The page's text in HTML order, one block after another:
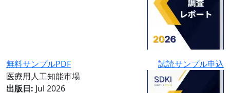
無料サンプルPDF
試読サンプル申込
医療用人工知能市場
出版日: Jul 2026